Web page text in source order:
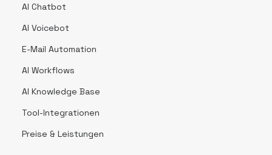
AI Chatbot
AI Voicebot
E-Mail Automation
AI Workflows
AI Knowledge Base
Tool-Integrationen
Preise & Leistungen